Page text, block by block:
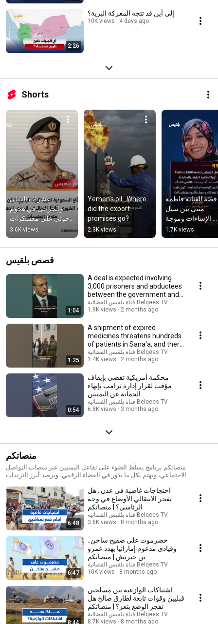
2:26
إلى أين قد تتجه المعركة البرية؟
10K views 4 days ago
Shorts
عشرات القتلى
والجرحى في هجوم
حوثي على معسكرات
حكومية بمأرب
وحضرموت| موجز
بلقيس
3.6K views
Yemen's oil.. Where
did the export
promises go?
2.3K views
قصة الفنانة فاطمة
مثنى بين سيل
الإساءات وموجة
تضامن
1.7K views
قصص بلقيس
1:04
A deal is expected involving
3,000 prisoners and abductees
between the government and
the Houthis.
قناة بلقيس الفضائية Belqees TV
1.9K views
2 months ago
1:25
A shipment of expired
medicines threatens hundreds
of patients in Sana'a, and there
is pressure t...
قناة بلقيس الفضائية Belqees TV
1.4K views
2 months ago
0:54
محكمة أمريكية تقضي بإيقاف
مؤقت لقرار إدارة ترامب بإنهاء
الحماية عن اليمنيين
قناة بلقيس الفضائية Belqees TV
6.8K views
3 months ago
منصاتكم
منصاتكم برنامج يسلّط الضوء على تفاعل اليمنيين عبر منصات التواصل
الاجتماعي، ويهتم بكل ما يدور في الفضاء الرقمي، ويرصد أبرز الترندات
6:48
احتجاجات غاضبة في عدن.. هل
يفجر الانتقالي الأوضاع في وجه
الرئاسي؟ | منصاتكم
قناة بلقيس الفضائية Belqees TV
3.6K views
8 months ago
6:47
حضرموت على صفيح ساخن..
وقيادي مدعوم إماراتيا يهدد عمرو
بن حبريش | منصاتكم
قناة بلقيس الفضائية Belqees TV
10K views
8 months ago
8:44
اشتباكات الوازعية بين مسلحين
قبليين وقوات تابعة لطارق صالح هل
تفجر الوضع بتعز؟ | منصاتكم
قناة بلقيس الفضائية Belqees TV
8.7K views
8 months ago